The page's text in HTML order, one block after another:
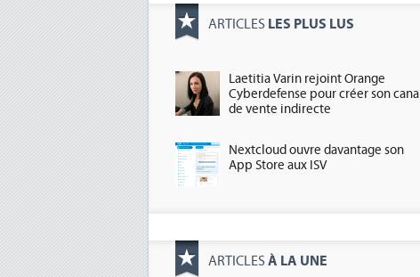
ARTICLES LES PLUS LUS
Laetitia Varin rejoint Orange
Cyberdefense pour créer son canal
de vente indirecte
Nextcloud ouvre davantage son
App Store aux ISV
ARTICLES À LA UNE